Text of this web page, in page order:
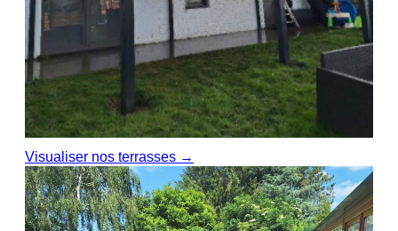
Visualiser nos terrasses →